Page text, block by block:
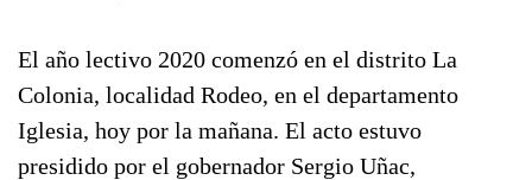
El año lectivo 2020 comenzó en el distrito La
Colonia, localidad Rodeo, en el departamento
Iglesia, hoy por la mañana. El acto estuvo
presidido por el gobernador Sergio Uñac,